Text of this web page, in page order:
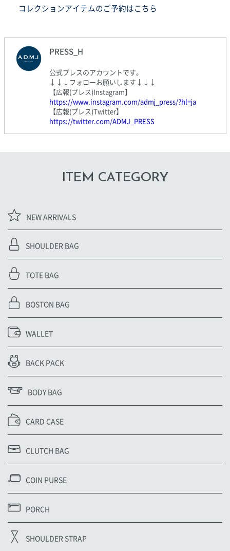
コレクションアイテムのご予約はこちら
PRESS_H
公式プレスのアカウントです。
↓↓↓フォローお願いします↓↓↓
【広報(プレス)Instagram】
https://www.instagram.com/admj_press/?hl=ja
【広報(プレス)Twitter】
https://twitter.com/ADMJ_PRESS
ITEM CATEGORY
NEW ARRIVALS
SHOULDER BAG
TOTE BAG
BOSTON BAG
WALLET
BACK PACK
BODY BAG
CARD CASE
CLUTCH BAG
COIN PURSE
PORCH
SHOULDER STRAP